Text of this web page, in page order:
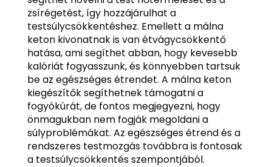
zsírégetést, így hozzájárulhat a
testsúlycsökkentéshez. Emellett a málna
keton kivonatnak is van étvágycsökkentő
hatása, ami segíthet abban, hogy kevesebb
kalóriát fogyasszunk, és könnyebben tartsuk
be az egészséges étrendet. A málna keton
kiegészítők segíthetnek támogatni a
fogyókúrát, de fontos megjegyezni, hogy
önmagukban nem fogják megoldani a
súlyproblémákat. Az egészséges étrend és a
rendszeres testmozgás továbbra is fontosak
a testsúlycsökkentés szempontjából.